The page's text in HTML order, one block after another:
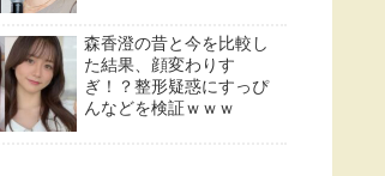
森香澄の昔と今を比較し
た結果、顔変わりす
ぎ！？整形疑惑にすっぴ
んなどを検証ｗｗｗ